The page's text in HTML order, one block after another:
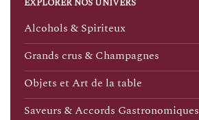
EXPLORER NOS UNIVERS
Alcohols & Spiriteux
Grands crus & Champagnes
Objets et Art de la table
Saveurs & Accords Gastronomiques